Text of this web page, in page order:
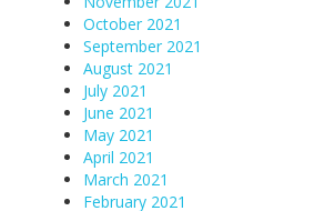
October 2021
September 2021
August 2021
July 2021
June 2021
May 2021
April 2021
March 2021
February 2021